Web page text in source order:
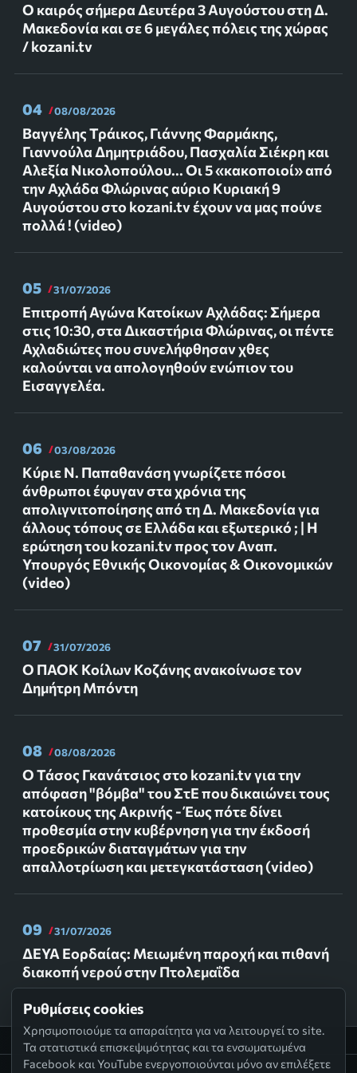
Ο καιρός σήμερα Δευτέρα 3 Αυγούστου στη Δ.
Μακεδονία και σε 6 μεγάλες πόλεις της χώρας
/ kozani.tv
04 08/08/2026
Βαγγέλης Τράικος, Γιάννης Φαρμάκης,
Γιαννούλα Δημητριάδου, Πασχαλία Σιέκρη και
Αλεξία Νικολοπούλου... Οι 5 «κακοποιοί» από
την Αχλάδα Φλώρινας αύριο Κυριακή 9
Αυγούστου στο kozani.tv έχουν να μας πούνε
πολλά ! (video)
05 31/07/2026
Επιτροπή Αγώνα Κατοίκων Αχλάδας: Σήμερα
στις 10:30, στα Δικαστήρια Φλώρινας, οι πέντε
Αχλαδιώτες που συνελήφθησαν χθες
καλούνται να απολογηθούν ενώπιον του
Εισαγγελέα.
06 03/08/2026
Κύριε Ν. Παπαθανάση γνωρίζετε πόσοι
άνθρωποι έφυγαν στα χρόνια της
απολιγνιτοποίησης από τη Δ. Μακεδονία για
άλλους τόπους σε Ελλάδα και εξωτερικό ; | Η
ερώτηση του kozani.tv προς τον Αναπ.
Υπουργός Εθνικής Οικονομίας & Οικονομικών
(video)
07 31/07/2026
Ο ΠΑΟΚ Κοίλων Κοζάνης ανακοίνωσε τον
Δημήτρη Μπόντη
08 08/08/2026
Ο Τάσος Γκανάτσιος στο kozani.tv για την
απόφαση "βόμβα" του ΣτΕ που δικαιώνει τους
κατοίκους της Ακρινής - Έως πότε δίνει
προθεσμία στην κυβέρνηση για την έκδοσή
προεδρικών διαταγμάτων για την
απαλλοτρίωση και μετεγκατάσταση (video)
09 31/07/2026
ΔΕΥΑ Εορδαίας: Μειωμένη παροχή και πιθανή
διακοπή νερού στην Πτολεμαΐδα
Ρυθμίσεις cookies
Χρησιμοποιούμε τα απαραίτητα για να λειτουργεί το site.
Τα στατιστικά επισκεψιμότητας και τα ενσωματωμένα
Facebook και YouTube ενεργοποιούνται μόνο αν επιλέξετε